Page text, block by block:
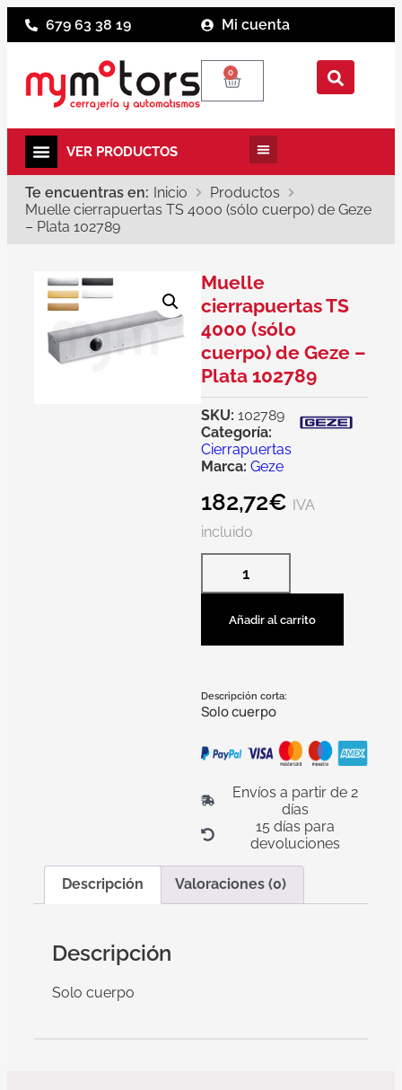
679 63 38 19 Mi cuenta
0
Te encuentras en: Inicio
Productos
Muelle cierrapuertas TS 4000 (sólo cuerpo) de Geze
– Plata 102789
Muelle
cierrapuertas TS
4000 (sólo
cuerpo) de Geze –
Plata 102789
SKU: 102789
Categoría:
Cierrapuertas
Marca: Geze
182,72€ IVA
incluido
Añadir al carrito
Descripción corta:
Solo cuerpo
Envíos a partir de 2
días
15 días para
devoluciones
Descripción Valoraciones (0)
Descripción
Solo cuerpo